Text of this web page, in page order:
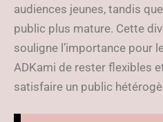
audiences jeunes, tandis
public plus mature. Cette
souligne l’importance pour
ADKami de rester flexibles
satisfaire un public